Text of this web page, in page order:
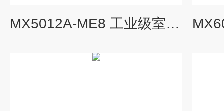
MX5012A-ME8 工业级室外AP